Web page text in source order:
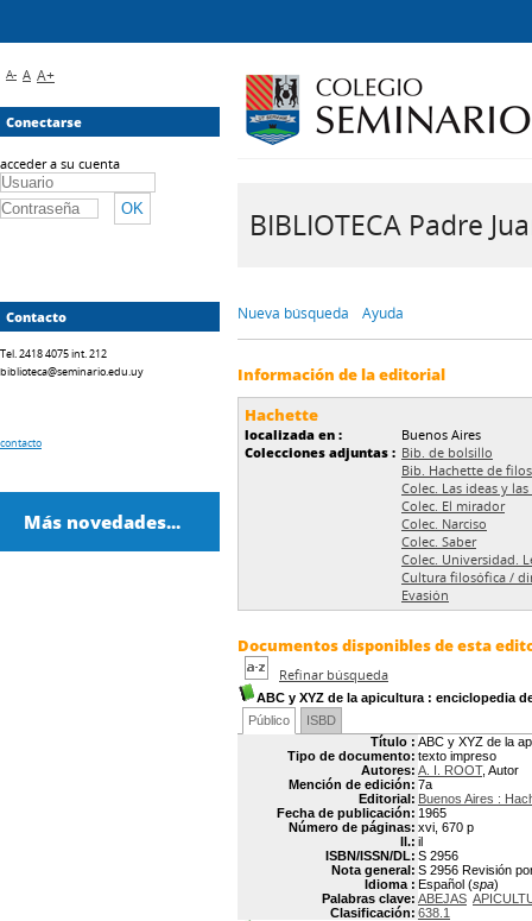
BIBLIOTECA Padre
Nueva búsqueda Ayuda
Información de la editorial
Hachette
localizada en :
Buenos Aires
Colecciones adjuntas : Bib. de bolsillo
Bib. Hachette de
Colec. Las ideas y
Colec. El mirador
Colec. Narciso
Colec. Saber
Colec. Universidad.
Cultura filosófica /
Evasión
Documentos disponibles de esta
Refinar búsqueda
ABC y XYZ de la apicultura : enciclopedia
Público
ISBD
Título : ABC y XYZ de la
Tipo de documento: texto impreso
Autores: A. I. ROOT, Autor
Mención de edición: 7a
Editorial: Buenos Aires :
Fecha de publicación: 1965
Número de páginas: xvi, 670 p
Il.: il
ISBN/ISSN/DL: S 2956
Nota general: S 2956 Revisión
Idioma : Español (spa)
Palabras clave: ABEJAS
Clasificación: 638.1
A- A A+
Conectarse
acceder a su cuenta
Contacto
Tel. 2418 4075 int. 212
biblioteca@seminario.edu.uy
contacto
Más novedades...